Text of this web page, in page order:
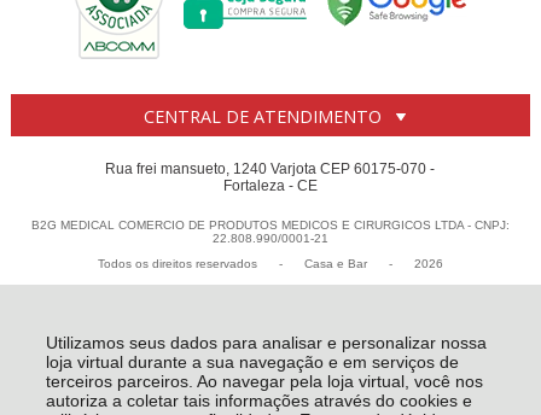
Utilizamos seus dados para analisar e personalizar nossa
loja virtual durante a sua navegação e em serviços de
terceiros parceiros. Ao navegar pela loja virtual, você nos
autoriza a coletar tais informações através do cookies e
CENTRAL DE ATENDIMENTO
Rua frei mansueto, 1240 Varjota CEP 60175-070 -
Fortaleza - CE
B2G MEDICAL COMERCIO DE PRODUTOS MEDICOS E CIRURGICOS LTDA - CNPJ:
22.808.990/0001-21
Todos os direitos reservados
- Casa e Bar - 2026